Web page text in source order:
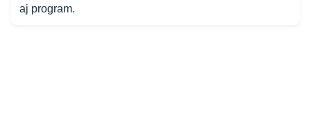
aj program.